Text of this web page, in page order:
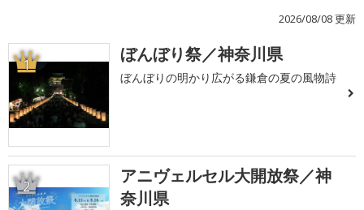
2026/08/08 更新
1 ぼんぼり祭／神奈川県
ぼんぼりの明かり広がる鎌倉の夏の風物詩
2
アニヴェルセル大開放祭／神
奈川県